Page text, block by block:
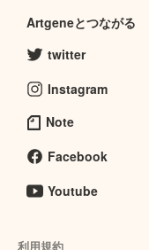
Artgeneとつながる
twitter
Instagram
Note
Facebook
Youtube
利用規約